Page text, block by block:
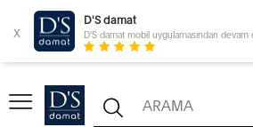
x
D'S damat
D'S damat mobil uygulamasından devam